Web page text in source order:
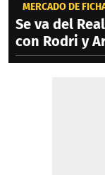
MERCADO DE
Se va del
con Rodri y